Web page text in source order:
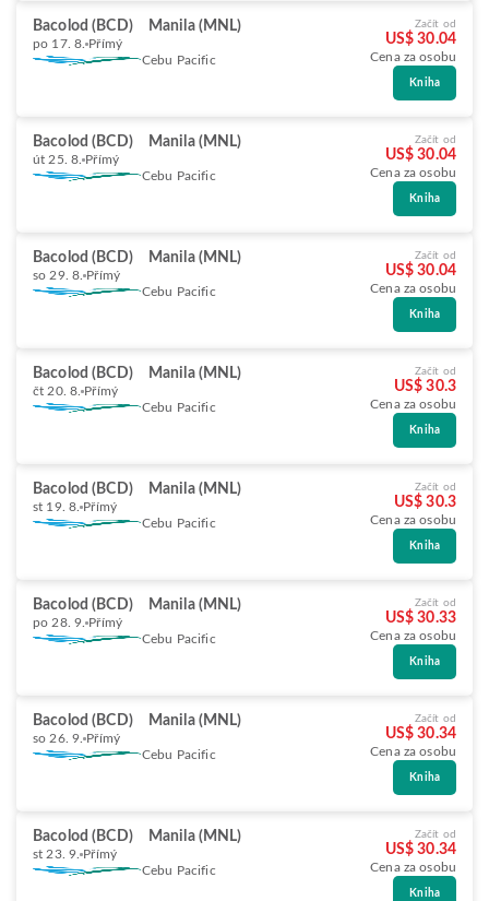
Bacolod (BCD) Manila (MNL)
po 17. 8. Přímý
Cebu Pacific
Začít od
US$ 30.04
Cena za osobu
Kniha
Bacolod (BCD) Manila (MNL)
út 25. 8. Přímý
Cebu Pacific
Začít od
US$ 30.04
Cena za osobu
Kniha
Bacolod (BCD) Manila (MNL)
so 29. 8. Přímý
Cebu Pacific
Začít od
US$ 30.04
Cena za osobu
Kniha
Bacolod (BCD) Manila (MNL)
čt 20. 8. Přímý
Cebu Pacific
Začít od
US$ 30.3
Cena za osobu
Kniha
Bacolod (BCD) Manila (MNL)
st 19. 8. Přímý
Cebu Pacific
Začít od
US$ 30.3
Cena za osobu
Kniha
Bacolod (BCD) Manila (MNL)
po 28. 9. Přímý
Cebu Pacific
Začít od
US$ 30.33
Cena za osobu
Kniha
Bacolod (BCD) Manila (MNL)
so 26. 9. Přímý
Cebu Pacific
Začít od
US$ 30.34
Cena za osobu
Kniha
Bacolod (BCD) Manila (MNL)
st 23. 9. Přímý
Cebu Pacific
Začít od
US$ 30.34
Cena za osobu
Kniha